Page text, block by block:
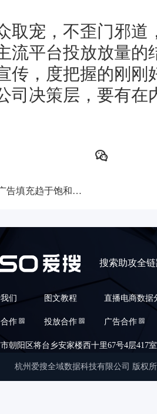
取宠，不歪门邪
流平台投放放量的
传，度把握的刚刚
司决策层，要有在
抖音广告填充趋于饱和，后面流量获取的趋势会是怎样？
搜索助攻全
们 图文教程 直播电商数据
作 投放合作 广告合作
朝阳区将台乡安家楼西十里67号4层417室
杭州爱搜全域数据科技有限公司 版权